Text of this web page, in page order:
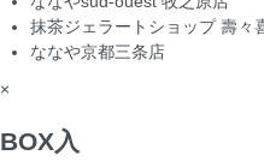
抹茶ジェラートショップ 壽々
ななや京都三条店
×
BOX入